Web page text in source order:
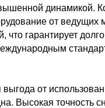
динамикой.
от ведущих
что гарантирует
от
Высокая точность